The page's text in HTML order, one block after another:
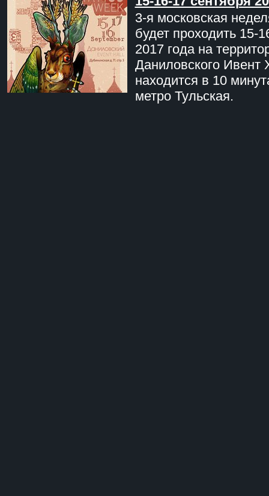
3-я московская
будет проходить 15-
2017 года на
Даниловского Ивент
находится в 10
метро Тульская.